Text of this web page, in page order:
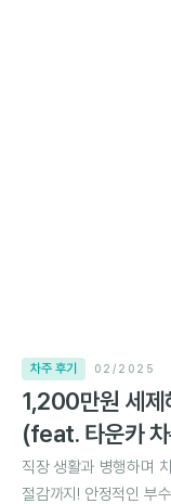
차주 후기 02/2025
1,200만원 세제
(feat. 타운카
직장 생활과 병행하며
절감까지! 안정적인 부